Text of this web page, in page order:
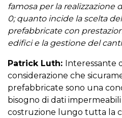
famosa per la realizzazione
0; quanto incide la scelta
prefabbricate con
edifici e la gestione del
Patrick Luth: Interessante
considerazione che
prefabbricate sono una
bisogno di dati
costruzione lungo tutta la